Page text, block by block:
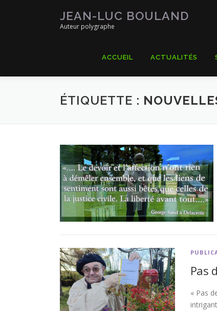
JEAN-LUC BOULAND
Auteur polygraphe
ACCUEIL ACTUALITÉS
ÉTIQUETTE :
Pas
« Pas